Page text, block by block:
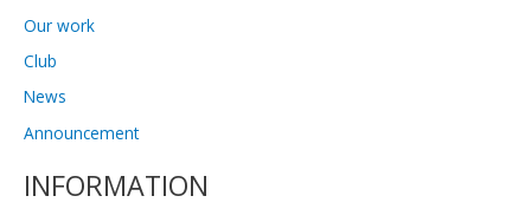
Our work
Club
News
Announcement
INFORMATION